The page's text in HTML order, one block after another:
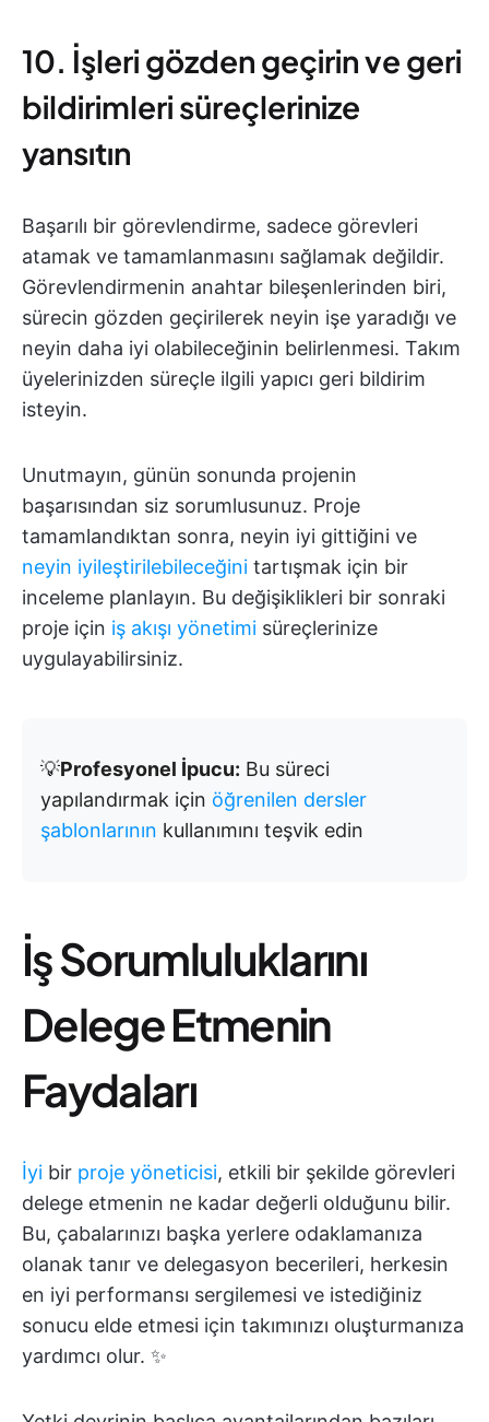
10. İşleri gözden geçirin ve geri
bildirimleri süreçlerinize
yansıtın
Başarılı bir görevlendirme, sadece görevleri
atamak ve tamamlanmasını sağlamak değildir.
Görevlendirmenin anahtar bileşenlerinden biri,
sürecin gözden geçirilerek neyin işe yaradığı ve
neyin daha iyi olabileceğinin belirlenmesi. Takım
üyelerinizden süreçle ilgili yapıcı geri bildirim
isteyin.
Unutmayın, günün sonunda projenin
başarısından siz sorumlusunuz. Proje
tamamlandıktan sonra, neyin iyi gittiğini ve
neyin iyileştirilebileceğini tartışmak için bir
inceleme planlayın. Bu değişiklikleri bir sonraki
proje için iş akışı yönetimi süreçlerinize
uygulayabilirsiniz.
💡Profesyonel İpucu: Bu süreci
yapılandırmak için öğrenilen dersler
şablonlarının kullanımını teşvik edin
İş Sorumluluklarını
Delege Etmenin
Faydaları
İyi bir proje yöneticisi, etkili bir şekilde görevleri
delege etmenin ne kadar değerli olduğunu bilir.
Bu, çabalarınızı başka yerlere odaklamanıza
olanak tanır ve delegasyon becerileri, herkesin
en iyi performansı sergilemesi ve istediğiniz
sonucu elde etmesi için takımınızı oluşturmanıza
yardımcı olur. ✨